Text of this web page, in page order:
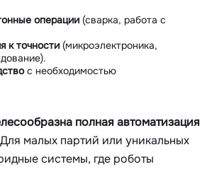
операции (сварка, работа с
к точности (микроэлектроника,
с необходимостью
полная автоматизация
малых партий или уникальных
системы, где роботы